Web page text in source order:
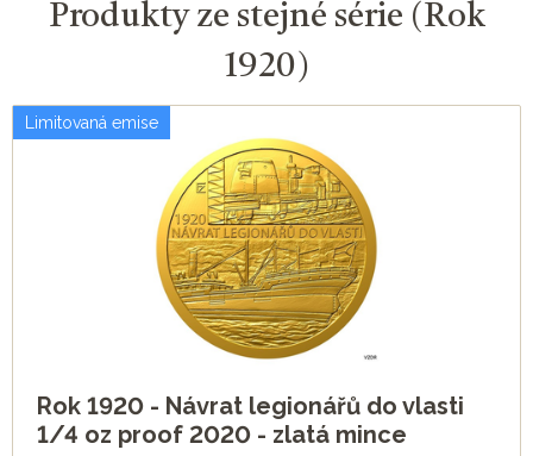
Produkty ze stejné série (Rok
1920)
Limitovaná emise
Rok 1920 - Návrat legionářů do vlasti
1/4 oz proof 2020 - zlatá mince